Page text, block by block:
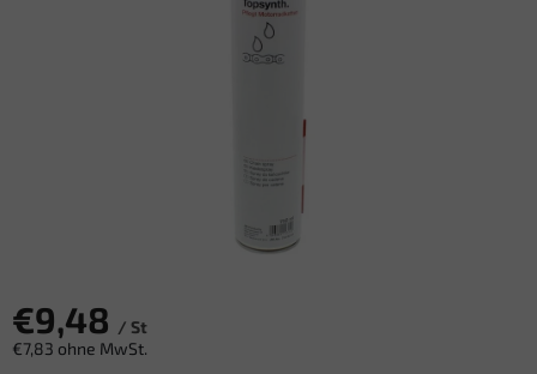
€9,48 / St
€7,83 ohne MwSt.